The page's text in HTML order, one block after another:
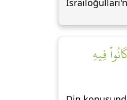
فِيهِ